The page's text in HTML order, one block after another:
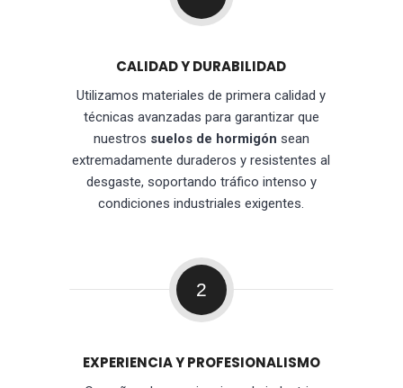
CALIDAD Y DURABILIDAD
Utilizamos materiales de primera calidad y
técnicas avanzadas para garantizar que
nuestros suelos de hormigón sean
extremadamente duraderos y resistentes al
desgaste, soportando tráfico intenso y
condiciones industriales exigentes.
2
EXPERIENCIA Y PROFESIONALISMO